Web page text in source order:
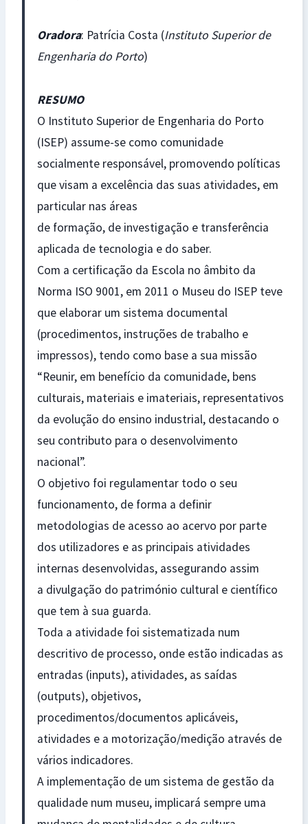
Oradora: Patrícia Costa (Instituto Superior de
Engenharia do Porto)
RESUMO
O Instituto Superior de Engenharia do Porto
(ISEP) assume-se como comunidade
socialmente responsável, promovendo políticas
que visam a excelência das suas atividades, em
particular nas áreas
de formação, de investigação e transferência
aplicada de tecnologia e do saber.
Com a certificação da Escola no âmbito da
Norma ISO 9001, em 2011 o Museu do ISEP teve
que elaborar um sistema documental
(procedimentos, instruções de trabalho e
impressos), tendo como base a sua missão
“Reunir, em benefício da comunidade, bens
culturais, materiais e imateriais, representativos
da evolução do ensino industrial, destacando o
seu contributo para o desenvolvimento
nacional”.
O objetivo foi regulamentar todo o seu
funcionamento, de forma a definir
metodologias de acesso ao acervo por parte
dos utilizadores e as principais atividades
internas desenvolvidas, assegurando assim
a divulgação do património cultural e científico
que tem à sua guarda.
Toda a atividade foi sistematizada num
descritivo de processo, onde estão indicadas as
entradas (inputs), atividades, as saídas
(outputs), objetivos,
procedimentos/documentos aplicáveis,
atividades e a motorização/medição através de
vários indicadores.
A implementação de um sistema de gestão da
qualidade num museu, implicará sempre uma